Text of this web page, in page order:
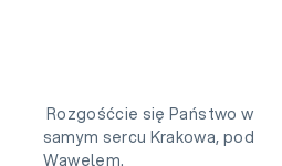
Rozgośćcie się Państwo w
samym sercu Krakowa, pod
Wawelem.